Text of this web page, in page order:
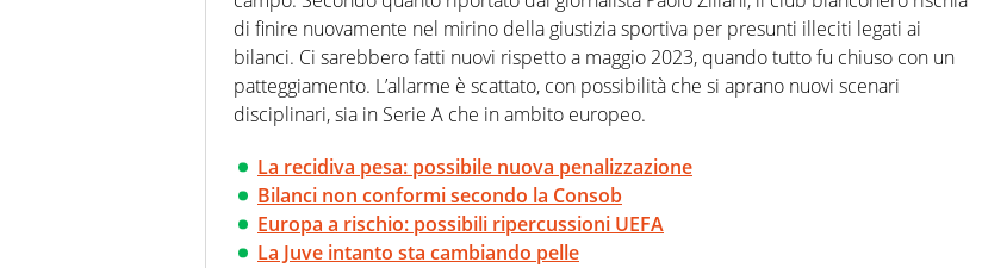
di finire nuovamente nel mirino della giustizia sportiva per presunti illeciti legati ai
bilanci. Ci sarebbero fatti nuovi rispetto a maggio 2023, quando tutto fu chiuso con un
patteggiamento. L’allarme è scattato, con possibilità che si aprano nuovi scenari
disciplinari, sia in Serie A che in ambito europeo.
La recidiva pesa: possibile nuova penalizzazione
Bilanci non conformi secondo la Consob
Europa a rischio: possibili ripercussioni UEFA
La Juve intanto sta cambiando pelle